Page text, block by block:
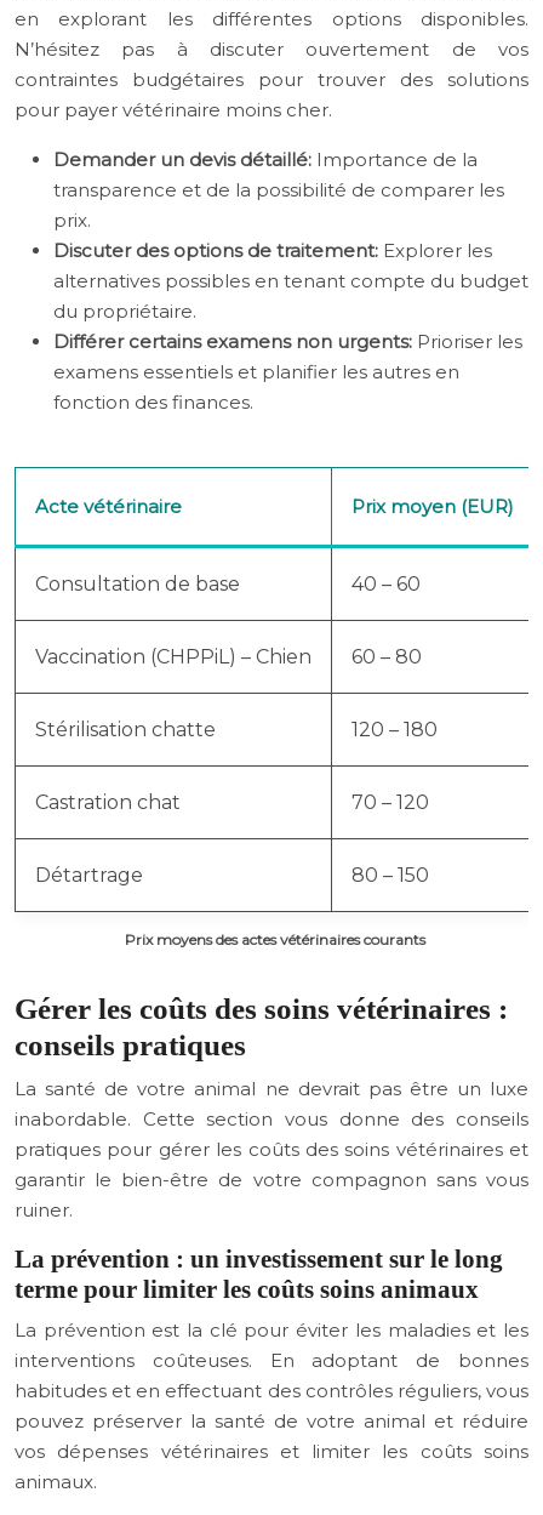
en explorant les différentes options disponibles.
N’hésitez pas à discuter ouvertement de vos
contraintes budgétaires pour trouver des solutions
pour payer vétérinaire moins cher.
Demander un devis détaillé: Importance de la
transparence et de la possibilité de comparer les
prix.
Discuter des options de traitement: Explorer les
alternatives possibles en tenant compte du budget
du propriétaire.
Différer certains examens non urgents: Prioriser les
examens essentiels et planifier les autres en
fonction des finances.
Prix moyens des actes vétérinaires courants
Acte vétérinaire Prix moyen (EUR)
Consultation de base 40 – 60
Vaccination (CHPPiL) – Chien 60 – 80
Stérilisation chatte 120 – 180
Castration chat 70 – 120
Détartrage 80 – 150
Gérer les coûts des soins vétérinaires :
conseils pratiques
La santé de votre animal ne devrait pas être un luxe
inabordable. Cette section vous donne des conseils
pratiques pour gérer les coûts des soins vétérinaires et
garantir le bien-être de votre compagnon sans vous
ruiner.
La prévention : un investissement sur le long
terme pour limiter les coûts soins animaux
La prévention est la clé pour éviter les maladies et les
interventions coûteuses. En adoptant de bonnes
habitudes et en effectuant des contrôles réguliers, vous
pouvez préserver la santé de votre animal et réduire
vos dépenses vétérinaires et limiter les coûts soins
animaux.